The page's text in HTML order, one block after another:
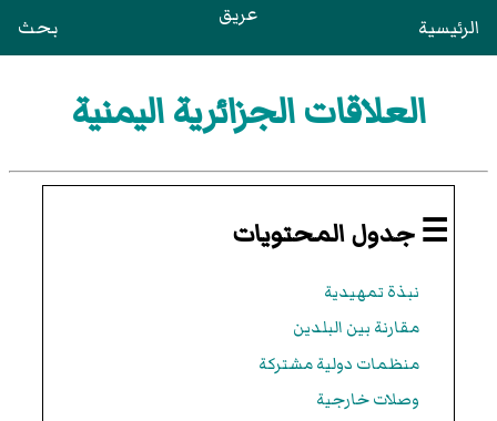
الرئيسية عريق بحث
العلاقات الجزائرية اليمنية
☰ جدول المحتويات
نبذة تمهيدية
مقارنة بين البلدين
منظمات دولية مشتركة
وصلات خارجية